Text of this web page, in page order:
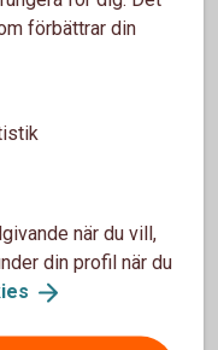
för dig som
Vi har lönetjänster
förbättrar din
när du vill,
din profil när du